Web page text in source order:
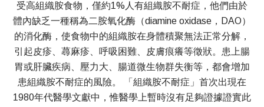
受高組織胺食物，僅約1%人有組織胺不耐症，他們由於
體內缺乏一種稱為二胺氧化酶（diamine oxidase，DAO）
的消化酶，使食物中的組織胺在身體積聚無法正常分解，
引起皮疹、蕁麻疹、呼吸困難、皮膚痕癢等徵狀。患上腸
胃或肝臟疾病、壓力大、腸道微生物群失衡等，都會增加
患組織胺不耐症的風險。 「組織胺不耐症」首次出現在
1980年代醫學文獻中，惟醫學上暫時沒有足夠證據證實此